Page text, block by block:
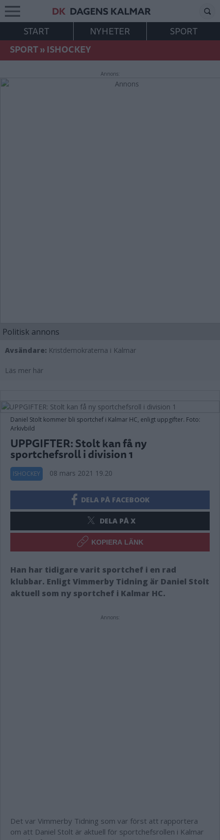
START NYHETER
SPORT
SPORT»ISHOCKEY
Annons:
Politisk annons
Avsändare: Kristdemokraterna i Kalmar
Läs mer här
Daniel Stolt kommer bli sportchef i Kalmar HC, enligt uppgifter. Foto:
Arkivbild
UPPGIFTER: Stolt kan få ny
sportchefsroll i division 1
ISHOCKEY 08 mars 2021 19.20
DELA PÅ FACEBOOK
DELA PÅ X
KOPIERA LÄNK
Han har tidigare varit sportchef i en rad
klubbar. Enligt Vimmerby Tidning är Daniel Stolt
aktuell som ny sportchef i Kalmar HC.
Annons:
Det var Vimmerby Tidning som var först att rapportera
om att Daniel Stolt är aktuell för sportchefsrollen i Kalmar